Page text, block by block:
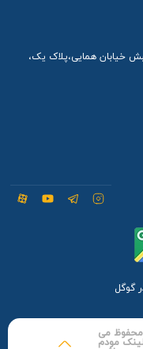
خیابان همایی،پلاک یک،
گوگل
محفوظ می
مودم